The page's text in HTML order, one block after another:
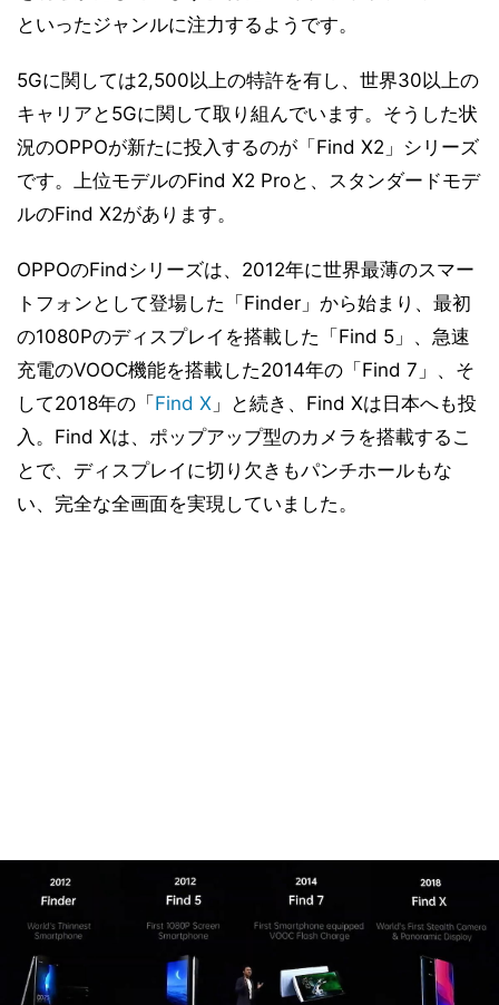
といったジャンルに注力するようです。
5Gに関しては2,500以上の特許を有し、世界30以上の
キャリアと5Gに関して取り組んでいます。そうした状
況のOPPOが新たに投入するのが「Find X2」シリーズ
です。上位モデルのFind X2 Proと、スタンダードモデ
ルのFind X2があります。
OPPOのFindシリーズは、2012年に世界最薄のスマー
トフォンとして登場した「Finder」から始まり、最初
の1080Pのディスプレイを搭載した「Find 5」、急速
充電のVOOC機能を搭載した2014年の「Find 7」、そ
して2018年の「Find X 」と続き、Find Xは日本へも投
入。Find Xは、ポップアップ型のカメラを搭載するこ
とで、ディスプレイに切り欠きもパンチホールもな
い、完全な全画面を実現していました。